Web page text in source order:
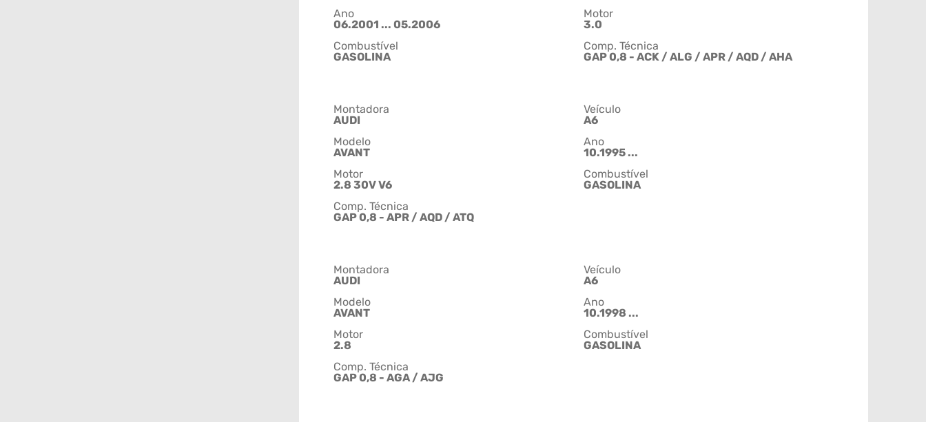
Ano
06.2001 ... 05.2006
Motor
3.0
Combustível
GASOLINA
Comp. Técnica
GAP 0,8 - ACK / ALG / APR / AQD / AHA
Montadora
AUDI
Veículo
A6
Modelo
AVANT
Ano
10.1995 ...
Motor
2.8 30V V6
Combustível
GASOLINA
Comp. Técnica
GAP 0,8 - APR / AQD / ATQ
Montadora
AUDI
Veículo
A6
Modelo
AVANT
Ano
10.1998 ...
Motor
2.8
Combustível
GASOLINA
Comp. Técnica
GAP 0,8 - AGA / AJG